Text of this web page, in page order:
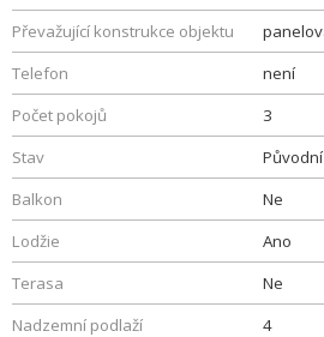
Převažující konstrukce objektu
Telefon
není
Počet pokojů
3
Stav
Balkon
Ne
Lodžie
Ano
Terasa
Ne
Nadzemní podlaží
4